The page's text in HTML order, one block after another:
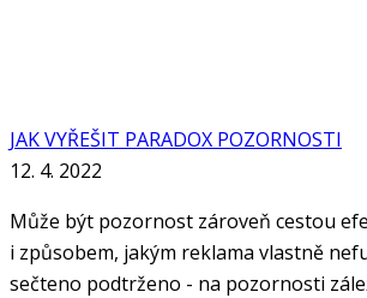
JAK VYŘEŠIT PARADOX POZORNOSTI
12. 4. 2022
Může být pozornost zároveň cestou
i způsobem, jakým reklama vlastně
sečteno podtrženo - na pozornosti